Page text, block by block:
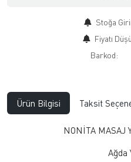
Stoğa
Fiyatı
Barkod:
Ürün Bilgisi Taksit
NONİTA MASAJ
Ağda